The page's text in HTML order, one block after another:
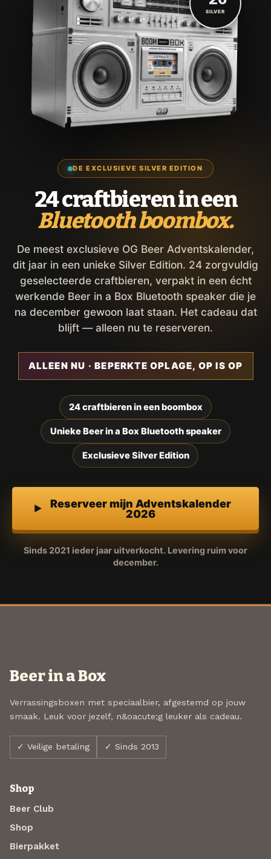
DE EXCLUSIEVE SILVER EDITION
24 craftbieren in een
Bluetooth boombox.
De meest exclusieve OG Beer Adventskalender,
dit jaar in een unieke Silver Edition. 24 zorgvuldig
geselecteerde craftbieren, verpakt in een écht
werkende Beer in a Box Bluetooth speaker die je
na december gewoon laat staan. Het cadeau dat
blijft — alleen nu te reserveren.
ALLEEN NU · BEPERKTE OPLAGE, OP IS OP
24 craftbieren in een boombox
Unieke Beer in a Box Bluetooth speaker
Exclusieve Silver Edition
Reserveer mijn Adventskalender
2026
Sinds 2021 ieder jaar uitverkocht. Levering ruim voor
december.
SILVER
Beer in a Box
Verrassingsboxen met speciaalbier, afgestemd op jouw
smaak. Leuk voor jezelf, n&oacute;g leuker als cadeau.
✓ Veilige betaling ✓ Sinds 2013
Shop
Beer Club
Shop
Bierpakket